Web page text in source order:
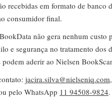
recebidas em formato de banco
consumidor final.
não gera nenhum custo
e segurança no tratamento dos
aderir ao Nielsen
jacira.silva@nielseniq.com,
pelo WhatsApp 11 94508-9824.